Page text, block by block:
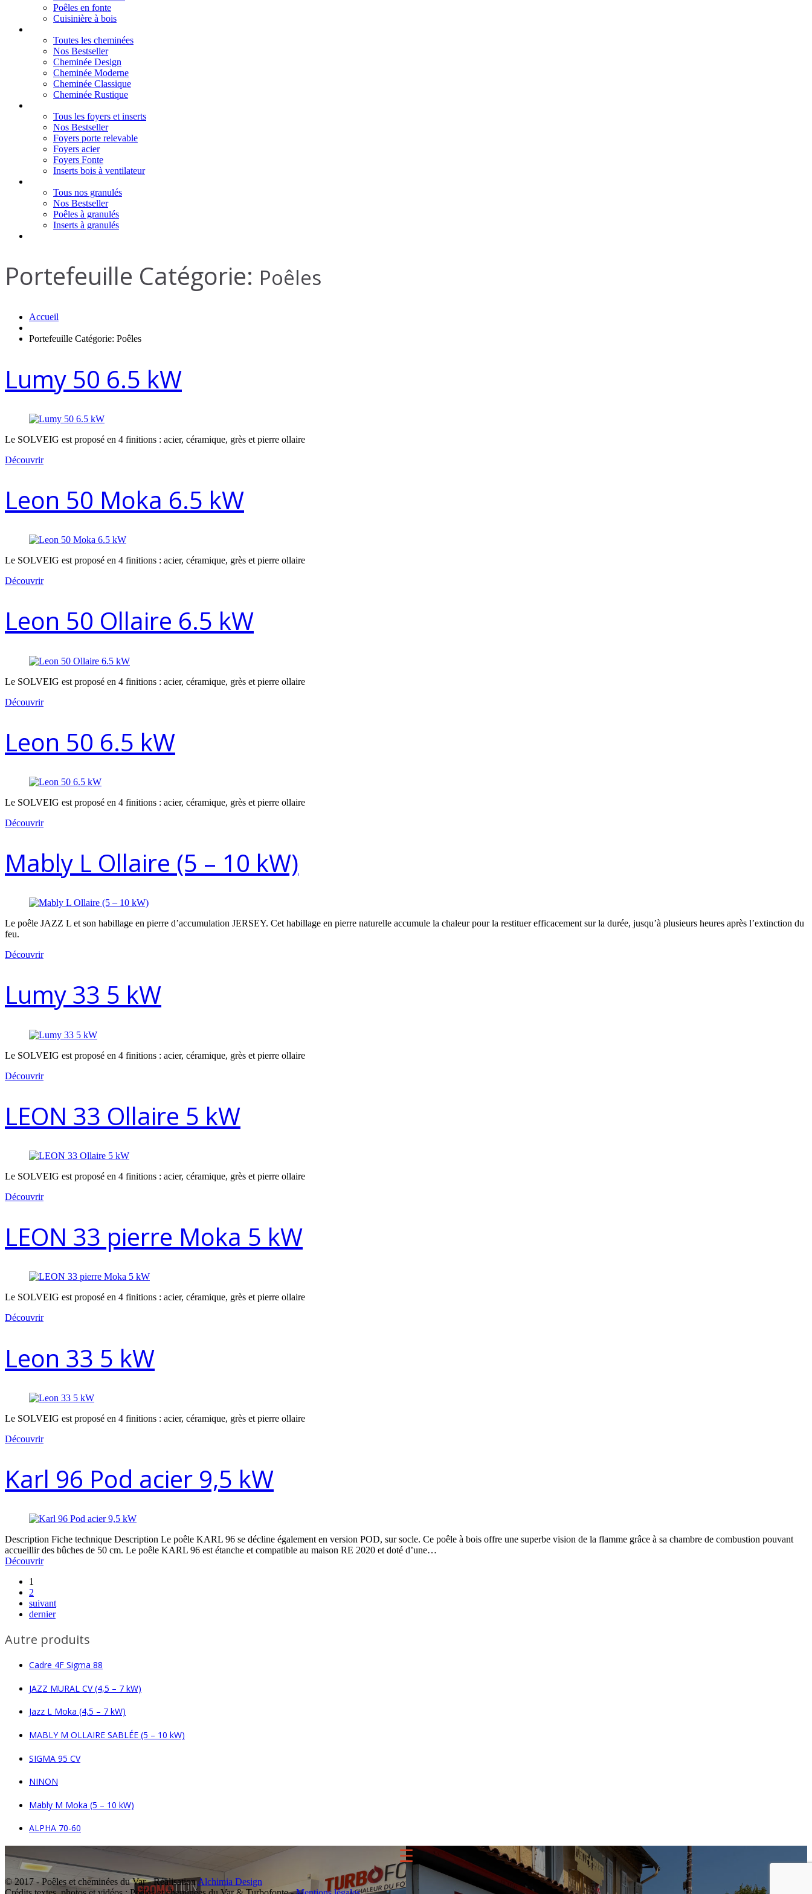
Poêles en fonte
Cuisinière à bois
Toutes les cheminées
Nos Bestseller
Cheminée Design
Cheminée Moderne
Cheminée Classique
Cheminée Rustique
Tous les foyers et inserts
Nos Bestseller
Foyers porte relevable
Foyers acier
Foyers Fonte
Inserts bois à ventilateur
Tous nos granulés
Nos Bestseller
Poêles à granulés
Inserts à granulés
Portefeuille Catégorie: Poêles
Accueil
Portefeuille Catégorie: Poêles
Lumy 50 6.5 kW
Le SOLVEIG est proposé en 4 finitions : acier, céramique, grès et pierre ollaire
Découvrir
Leon 50 Moka 6.5 kW
Le SOLVEIG est proposé en 4 finitions : acier, céramique, grès et pierre ollaire
Découvrir
Leon 50 Ollaire 6.5 kW
Le SOLVEIG est proposé en 4 finitions : acier, céramique, grès et pierre ollaire
Découvrir
Leon 50 6.5 kW
Le SOLVEIG est proposé en 4 finitions : acier, céramique, grès et pierre ollaire
Découvrir
Mably L Ollaire (5 – 10 kW)
Le poêle JAZZ L et son habillage en pierre d’accumulation JERSEY. Cet habillage en pierre naturelle accumule la chaleur pour la restituer efficacement sur la durée, jusqu’à plusieurs heures après l’extinction du
feu.
Découvrir
Lumy 33 5 kW
Le SOLVEIG est proposé en 4 finitions : acier, céramique, grès et pierre ollaire
Découvrir
LEON 33 Ollaire 5 kW
Le SOLVEIG est proposé en 4 finitions : acier, céramique, grès et pierre ollaire
Découvrir
LEON 33 pierre Moka 5 kW
Le SOLVEIG est proposé en 4 finitions : acier, céramique, grès et pierre ollaire
Découvrir
Leon 33 5 kW
Le SOLVEIG est proposé en 4 finitions : acier, céramique, grès et pierre ollaire
Découvrir
Karl 96 Pod acier 9,5 kW
Description Fiche technique Description Le poêle KARL 96 se décline également en version POD, sur socle. Ce poêle à bois offre une superbe vision de la flamme grâce à sa chambre de combustion pouvant
accueillir des bûches de 50 cm. Le poêle KARL 96 est étanche et compatible au maison RE 2020 et doté d’une…
Découvrir
1
2
suivant
dernier
Autre produits
Cadre 4F Sigma 88
JAZZ MURAL CV (4,5 – 7 kW)
Jazz L Moka (4,5 – 7 kW)
MABLY M OLLAIRE SABLÉE (5 – 10 kW)
SIGMA 95 CV
NINON
Mably M Moka (5 – 10 kW)
ALPHA 70-60
☰
© 2017 - Poêles et cheminées du Var - RéalisationAlchimia Design